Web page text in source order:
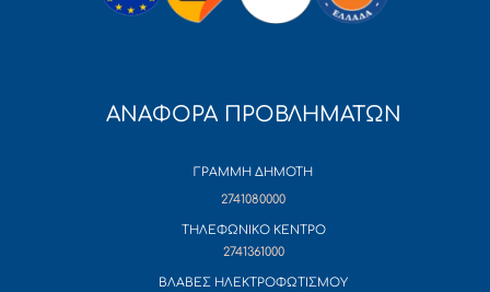
ΑΝΑΦΟΡΑ ΠΡΟΒΛΗΜΑΤΩΝ
ΓΡΑΜΜΗ ΔΗΜΟΤΗ
2741080000
ΤΗΛΕΦΩΝΙΚΟ ΚΕΝΤΡΟ
2741361000
ΒΛΑΒΕΣ ΗΛΕΚΤΡΟΦΩΤΙΣΜΟΥ